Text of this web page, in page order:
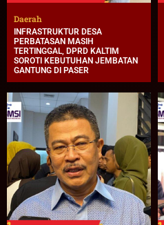
Daerah
INFRASTRUKTUR DESA
PERBATASAN MASIH
TERTINGGAL, DPRD KALTIM
SOROTI KEBUTUHAN JEMBATAN
GANTUNG DI PASER